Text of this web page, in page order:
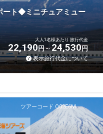
ト◆ミニチュアミュー
大人1名様あたり 旅行代金
22,190円 24,530円
表示旅行代金について
ツアーコード Q02E6M